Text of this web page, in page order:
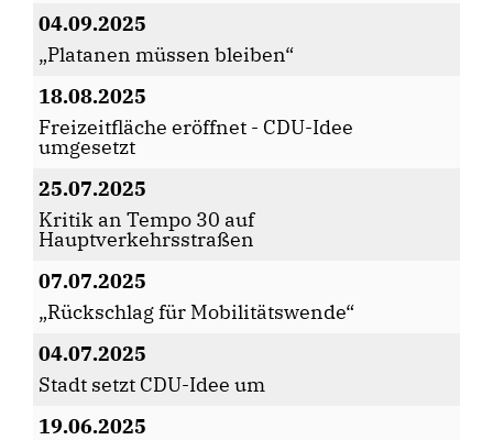
04.09.2025
Platanen müssen bleiben“
18.08.2025
Freizeitfläche eröffnet - CDU-Idee
umgesetzt
25.07.2025
Kritik an Tempo 30 auf
Hauptverkehrsstraßen
07.07.2025
Rückschlag für Mobilitätswende“
04.07.2025
Stadt setzt CDU-Idee um
19.06.2025